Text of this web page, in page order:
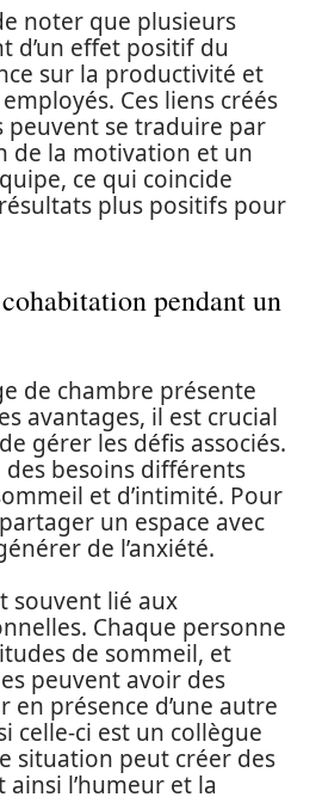
noter que plusieurs
d’un effet positif du
sur la productivité et
Ces liens créés
peuvent se traduire par
de la motivation et un
ce qui coincide
plus positifs pour
pendant un
de chambre présente
avantages, il est crucial
gérer les défis associés.
besoins différents
et d’intimité. Pour
un espace avec
de l’anxiété.
souvent lié aux
Chaque personne
de sommeil, et
peuvent avoir des
présence d’une autre
celle-ci est un collègue
situation peut créer des
l’humeur et la